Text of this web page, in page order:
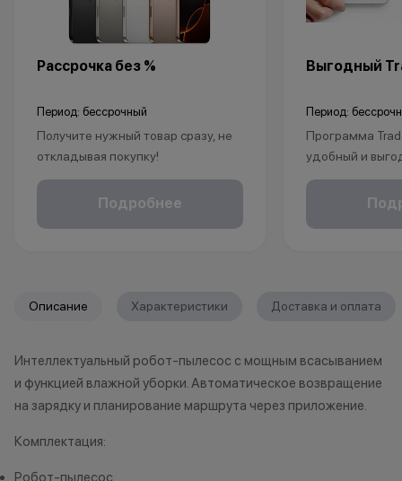
Рассрочка без %
Период: бессрочный
Получите нужный товар сразу, не
откладывая покупку!
Рассрочка без % доступна для
клиентов от 18 лет на срок до 24
*Акции и бонусы не суммируются.
исключительно информационный
характер.
•Организатор (продавец) имеет
договора купли-продажи по
Подробнее
Выгодный
Период:
Программа
удобный и
покупки
Это позволит
Apple Watch,
подходит под
если оно
Описание Характеристики Доставка и оплата
Интеллектуальный робот-пылесос с мощным всасыванием
и функцией влажной уборки. Автоматическое возвращение
на зарядку и планирование маршрута через приложение.
Комплектация:
Робот-пылесос